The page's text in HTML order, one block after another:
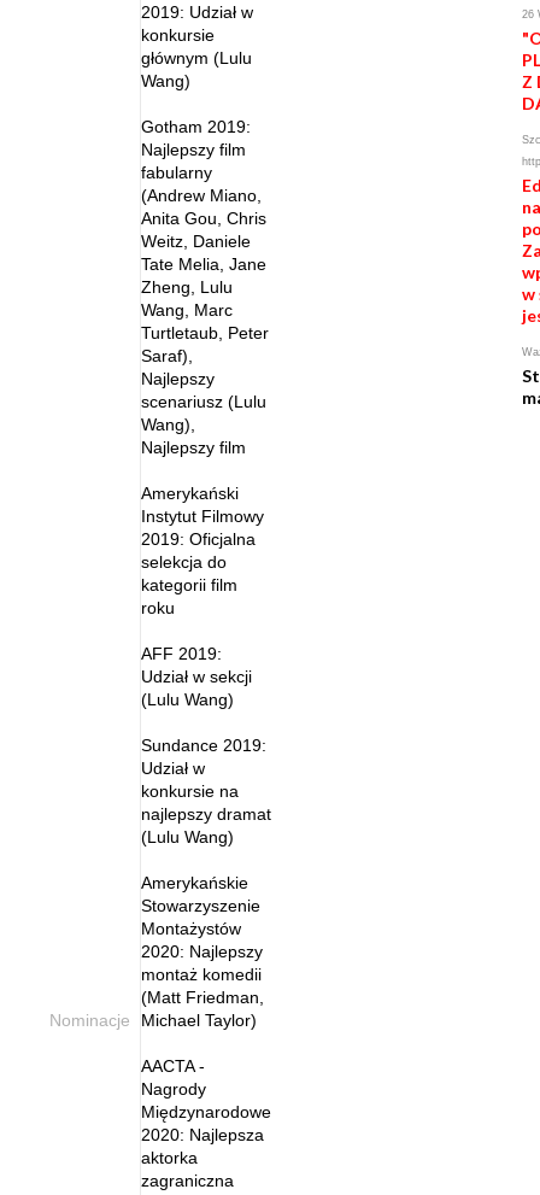
Nominacje
2019: Udział w
konkursie
głównym (Lulu
Wang)
Gotham 2019:
Najlepszy film
fabularny
(Andrew Miano,
Anita Gou, Chris
Weitz, Daniele
Tate Melia, Jane
Zheng, Lulu
Wang, Marc
Turtletaub, Peter
Saraf),
Najlepszy
scenariusz (Lulu
Wang),
Najlepszy film
Amerykański
Instytut Filmowy
2019: Oficjalna
selekcja do
kategorii film
roku
AFF 2019:
Udział w sekcji
(Lulu Wang)
Sundance 2019:
Udział w
konkursie na
najlepszy dramat
(Lulu Wang)
Amerykańskie
Stowarzyszenie
Montażystów
2020: Najlepszy
montaż komedii
(Matt Friedman,
Michael Taylor)
AACTA -
Nagrody
Międzynarodowe
2020: Najlepsza
aktorka
zagraniczna
26
Z
w